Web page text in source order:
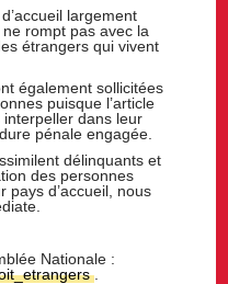
largement
rompt pas avec la
étrangers qui vivent
également sollicitées
puisque l’article
dans leur
pénale engagée.
délinquants et
des personnes
pays d’accueil, nous
Nationale :